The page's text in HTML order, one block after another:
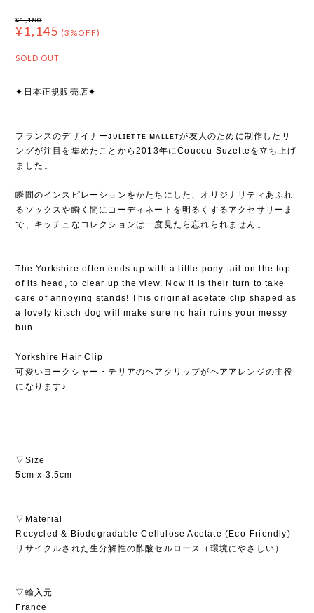
¥1,180
¥1,145 (3%OFF)
SOLD OUT
✦日本正規販売店✦
フランスのデザイナーᴊᴜʟɪᴇᴛᴛᴇ ᴍᴀʟʟᴇᴛが友人のために制作したリ
ングが注目を集めたことから2013年にCoucou Suzetteを立ち上げ
ました⁡。
瞬間のインスピレーションをかたちにした、オリジナリティあふれ
るソックスや瞬く間にコーディネートを明るくするアクセサリーま
で、キッチュなコレクションは一度見たら忘れられません⁡。
The Yorkshire often ends up with a little pony tail on the top
of its head, to clear up the view. Now it is their turn to take
care of annoying stands! This original acetate clip shaped as
a lovely kitsch dog will make sure no hair ruins your messy
bun.
Yorkshire Hair Clip
可愛い‎ヨークシャー・テリアのヘアクリップがヘアアレンジの主役
になります♪
▽Size
5cm x 3.5cm
▽Material
Recycled & Biodegradable Cellulose Acetate (Eco-Friendly)
リサイクルされた生分解性の酢酸セルロース（環境にやさしい）
▽輸入元
France